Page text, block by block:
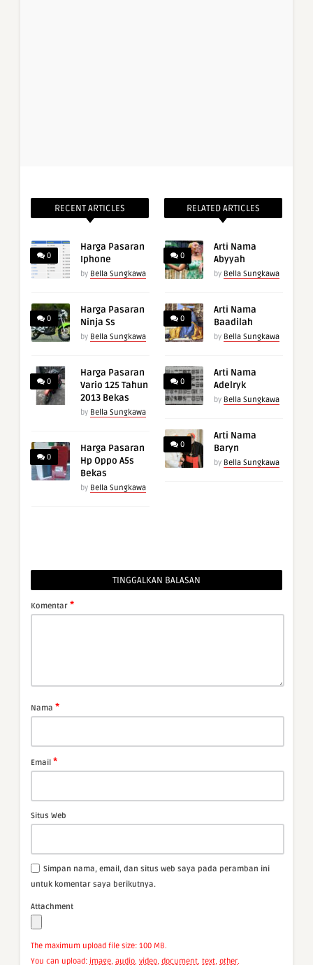
RECENT ARTICLES
0
Harga Pasaran
Iphone
by Bella Sungkawa
0
Harga Pasaran
Ninja Ss
by Bella Sungkawa
0
Harga Pasaran
Vario 125 Tahun
2013 Bekas
by Bella Sungkawa
0
Harga Pasaran
Hp Oppo A5s
Bekas
by Bella Sungkawa
RELATED ARTICLES
0
Arti Nama
Abyyah
by Bella Sungkawa
0
Arti Nama
Baadilah
by Bella Sungkawa
0
Arti Nama
Adelryk
by Bella Sungkawa
0
Arti Nama
Baryn
by Bella Sungkawa
TINGGALKAN BALASAN
Komentar *
Nama *
Email *
Situs Web
Simpan nama, email, dan situs web saya pada peramban ini
untuk komentar saya berikutnya.
Attachment
The maximum upload file size: 100 MB.
You can upload: image, audio, video, document, text, other.